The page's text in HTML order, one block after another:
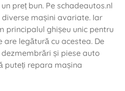
preț bun. Pe schadeautos.nl
mașini avariate. Iar
principalul ghișeu unic pentru
legătură cu acestea. De
și piese auto
puteți repara mașina